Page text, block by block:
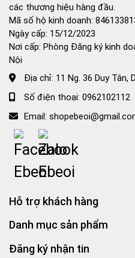
các thương hiệu hàng đầu.
Mã số hộ kinh doanh:
Ngày cấp: 15/12/2023
Nơi cấp: Phòng Đăng ký kinh
Nội
Địa chỉ: 11 Ng. 36 Duy Tân,
Số điện thoại: 0962102112
Email:
Hỗ trợ khách hàng
Danh mục sản phẩm
Đăng ký nhận tin